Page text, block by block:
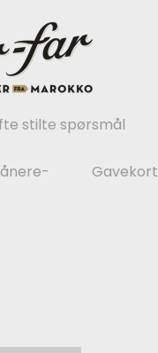
stilte spørsmål
Gavekort